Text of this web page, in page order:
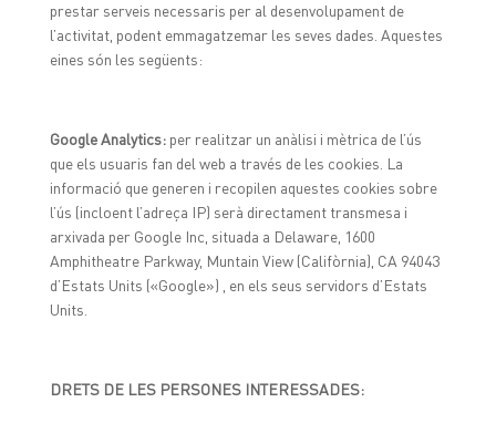
prestar serveis necessaris per al desenvolupament de
l’activitat, podent emmagatzemar les seves dades. Aquestes
eines són les següents:
Google Analytics: per realitzar un anàlisi i mètrica de l’ús
que els usuaris fan del web a través de les cookies. La
informació que generen i recopilen aquestes cookies sobre
l’ús (incloent l’adreça IP) serà directament transmesa i
arxivada per Google Inc, situada a Delaware, 1600
Amphitheatre Parkway, Muntain View (Califòrnia), CA 94043
d’Estats Units («Google») , en els seus servidors d’Estats
Units.
DRETS DE LES PERSONES INTERESSADES: